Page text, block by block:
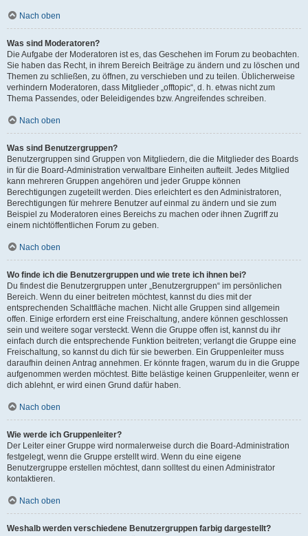
Nach oben
Was sind Moderatoren?
Die Aufgabe der Moderatoren ist es, das Geschehen im Forum zu beobachten.
Sie haben das Recht, in ihrem Bereich Beiträge zu ändern und zu löschen und
Themen zu schließen, zu öffnen, zu verschieben und zu teilen. Üblicherweise
verhindern Moderatoren, dass Mitglieder „offtopic“, d. h. etwas nicht zum
Thema Passendes, oder Beleidigendes bzw. Angreifendes schreiben.
Nach oben
Was sind Benutzergruppen?
Benutzergruppen sind Gruppen von Mitgliedern, die die Mitglieder des Boards
in für die Board-Administration verwaltbare Einheiten aufteilt. Jedes Mitglied
kann mehreren Gruppen angehören und jeder Gruppe können
Berechtigungen zugeteilt werden. Dies erleichtert es den Administratoren,
Berechtigungen für mehrere Benutzer auf einmal zu ändern und sie zum
Beispiel zu Moderatoren eines Bereichs zu machen oder ihnen Zugriff zu
einem nichtöffentlichen Forum zu geben.
Nach oben
Wo finde ich die Benutzergruppen und wie trete ich ihnen bei?
Du findest die Benutzergruppen unter „Benutzergruppen“ im persönlichen
Bereich. Wenn du einer beitreten möchtest, kannst du dies mit der
entsprechenden Schaltfläche machen. Nicht alle Gruppen sind allgemein
offen. Einige erfordern erst eine Freischaltung, andere können geschlossen
sein und weitere sogar versteckt. Wenn die Gruppe offen ist, kannst du ihr
einfach durch die entsprechende Funktion beitreten; verlangt die Gruppe eine
Freischaltung, so kannst du dich für sie bewerben. Ein Gruppenleiter muss
daraufhin deinen Antrag annehmen. Er könnte fragen, warum du in die Gruppe
aufgenommen werden möchtest. Bitte belästige keinen Gruppenleiter, wenn er
dich ablehnt, er wird einen Grund dafür haben.
Nach oben
Wie werde ich Gruppenleiter?
Der Leiter einer Gruppe wird normalerweise durch die Board-Administration
festgelegt, wenn die Gruppe erstellt wird. Wenn du eine eigene
Benutzergruppe erstellen möchtest, dann solltest du einen Administrator
kontaktieren.
Nach oben
Weshalb werden verschiedene Benutzergruppen farbig dargestellt?